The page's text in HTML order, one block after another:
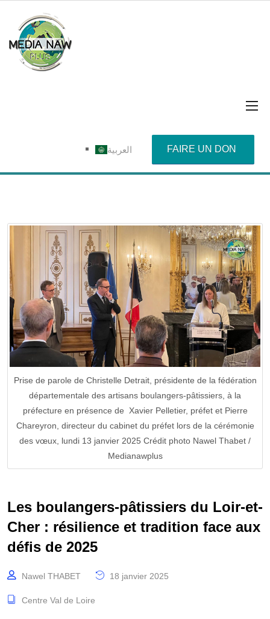
العربية FAIRE UN DON
Prise de parole de Christelle Detrait, présidente de la fédération
départementale des artisans boulangers-pâtissiers, à la
préfecture en présence de Xavier Pelletier, préfet et Pierre
Chareyron, directeur du cabinet du préfet lors de la cérémonie
des vœux, lundi 13 janvier 2025 Crédit photo Nawel Thabet /
Medianawplus
Les boulangers-pâtissiers du Loir-et-
Cher : résilience et tradition face aux
défis de 2025
Nawel THABET 18 janvier 2025
Centre Val de Loire